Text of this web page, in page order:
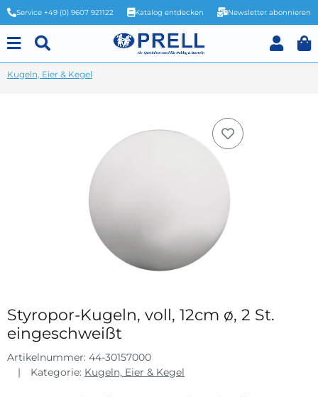
Service +49 (0) 9607 921122 Katalog entdecken Newsletter abonnieren
Kugeln, Eier & Kegel
Styropor-Kugeln, voll, 12cm ø, 2 St.
eingeschweißt
Artikelnummer: 44-30157000
Kategorie: Kugeln, Eier & Kegel